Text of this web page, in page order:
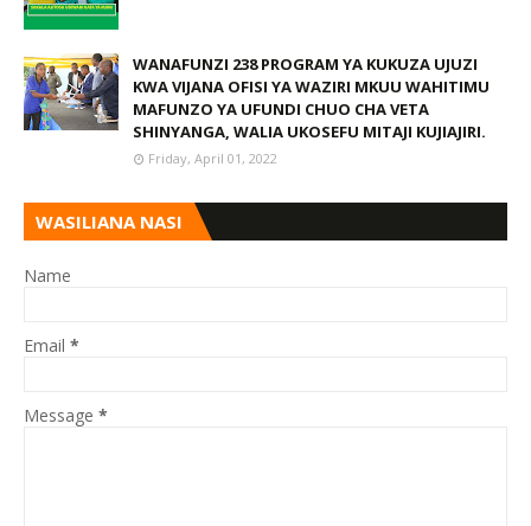
WANAFUNZI 238 PROGRAM YA KUKUZA UJUZI
KWA VIJANA OFISI YA WAZIRI MKUU WAHITIMU
MAFUNZO YA UFUNDI CHUO CHA VETA
SHINYANGA, WALIA UKOSEFU MITAJI KUJIAJIRI.
Friday, April 01, 2022
WASILIANA NASI
Name
Email *
Message *